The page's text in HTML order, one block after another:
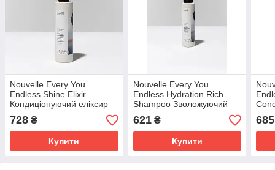
Nouvelle Every You
Endless Shine Elixir
Кондиціонуючий еліксир
для блиску волосся 200
мл.
728 ₴
Купити
Nouvelle Every You
Endless Hydration Rich
Shampoo Зволожуючий
шампунь для
нормального та густого
волосся 250мл
621₴
Купити
685